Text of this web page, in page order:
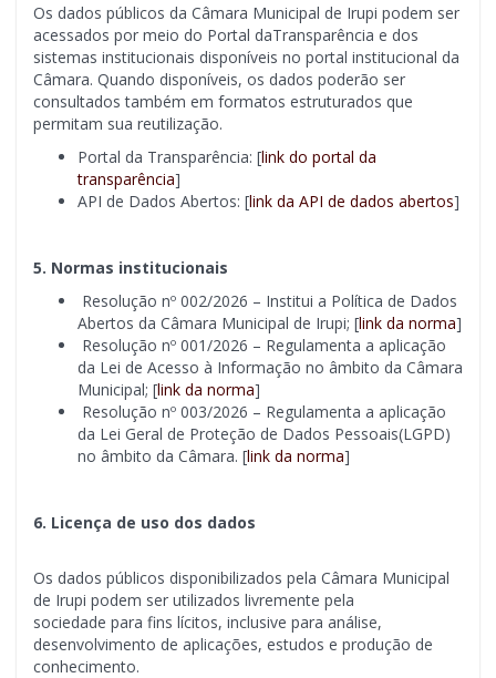
Os dados públicos da Câmara Municipal de Irupi podem ser
acessados por meio do Portal daTransparência e dos
sistemas institucionais disponíveis no portal institucional da
Câmara. Quando disponíveis, os dados poderão ser
consultados também em formatos estruturados que
permitam sua reutilização.
Portal da Transparência: [link do portal da
transparência]
API de Dados Abertos: [link da API de dados abertos]
5. Normas institucionais
Resolução nº 002/2026 – Institui a Política de Dados
Abertos da Câmara Municipal de Irupi; [link da norma]
Resolução nº 001/2026 – Regulamenta a aplicação
da Lei de Acesso à Informação no âmbito da Câmara
Municipal; [link da norma]
Resolução nº 003/2026 – Regulamenta a aplicação
da Lei Geral de Proteção de Dados Pessoais(LGPD)
no âmbito da Câmara. [link da norma]
6. Licença de uso dos dados
Os dados públicos disponibilizados pela Câmara Municipal
de Irupi podem ser utilizados livremente pela
sociedade para fins lícitos, inclusive para análise,
desenvolvimento de aplicações, estudos e produção de
conhecimento.